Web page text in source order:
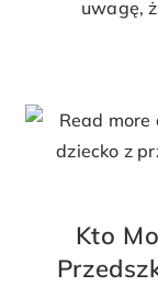
uwagę,
Kto